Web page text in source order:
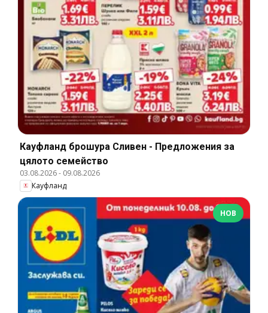
Кауфланд брошура Сливен - Предложения за
цялото семейство
03.08.2026- 09.08.2026
Кауфланд
НОВ